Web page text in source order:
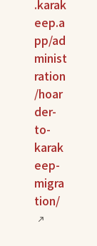
.karak
eep.a
pp/ad
minist
ration
/hoar
der-
to-
karak
eep-
migra
tion/